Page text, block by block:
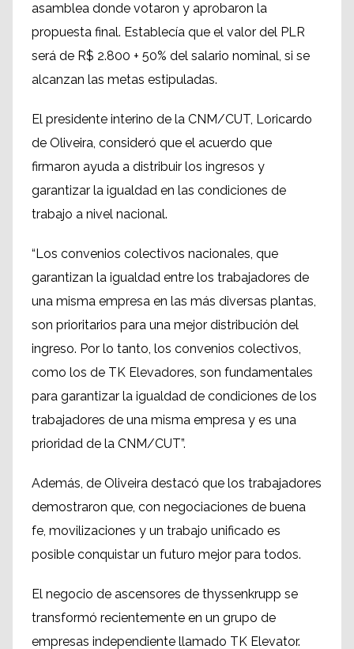
asamblea donde votaron y aprobaron la
propuesta final. Establecía que el valor del PLR
será de R$ 2.800 + 50% del salario nominal, si se
alcanzan las metas estipuladas.
El presidente interino de la CNM/CUT, Loricardo
de Oliveira, consideró que el acuerdo que
firmaron ayuda a distribuir los ingresos y
garantizar la igualdad en las condiciones de
trabajo a nivel nacional.
“Los convenios colectivos nacionales, que
garantizan la igualdad entre los trabajadores de
una misma empresa en las más diversas plantas,
son prioritarios para una mejor distribución del
ingreso. Por lo tanto, los convenios colectivos,
como los de TK Elevadores, son fundamentales
para garantizar la igualdad de condiciones de los
trabajadores de una misma empresa y es una
prioridad de la CNM/CUT”.
Además, de Oliveira destacó que los trabajadores
demostraron que, con negociaciones de buena
fe, movilizaciones y un trabajo unificado es
posible conquistar un futuro mejor para todos.
El negocio de ascensores de thyssenkrupp se
transformó recientemente en un grupo de
empresas independiente llamado TK Elevator.